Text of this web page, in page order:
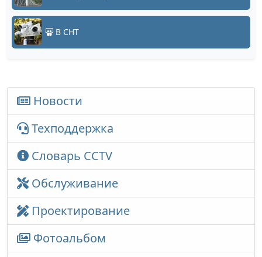
В СНТ
Новости
Техподдержка
Словарь CCTV
Обслуживание
Проектирование
Фотоальбом